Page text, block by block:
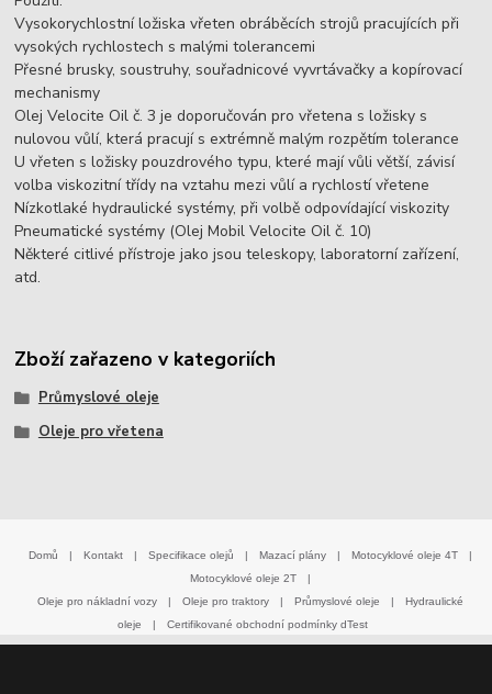
Vysokorychlostní ložiska vřeten obráběcích strojů pracujících při
vysokých rychlostech s malými tolerancemi
Přesné brusky, soustruhy, souřadnicové vyvrtávačky a kopírovací
mechanismy
Olej Velocite Oil č. 3 je doporučován pro vřetena s ložisky s
nulovou vůlí, která pracují s extrémně malým rozpětím tolerance
U vřeten s ložisky pouzdrového typu, které mají vůli větší, závisí
volba viskozitní třídy na vztahu mezi vůlí a rychlostí vřetene
Nízkotlaké hydraulické systémy, při volbě odpovídající viskozity
Pneumatické systémy (Olej Mobil Velocite Oil č. 10)
Některé citlivé přístroje jako jsou teleskopy, laboratorní zařízení,
atd.
Zboží zařazeno v kategoriích
Průmyslové oleje
Oleje pro vřetena
Domů | Kontakt | Specifikace olejů | Mazací plány | Motocyklové oleje 4T
|
Motocyklové oleje 2T
|
Oleje pro nákladní vozy
| Oleje pro traktory | Průmyslové oleje |
Hydraulické
oleje
| Certifikované obchodní podmínky dTest